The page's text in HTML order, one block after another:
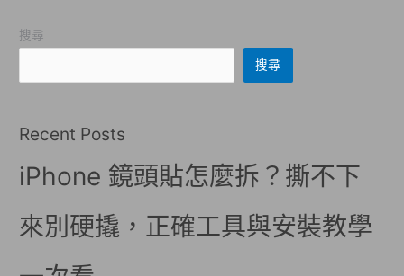
搜尋
搜尋
Recent Posts
iPhone 鏡頭貼怎麼拆？撕不下
來別硬撬，正確工具與安裝教學